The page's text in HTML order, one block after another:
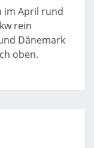
im April rund
rein
Dänemark
oben.